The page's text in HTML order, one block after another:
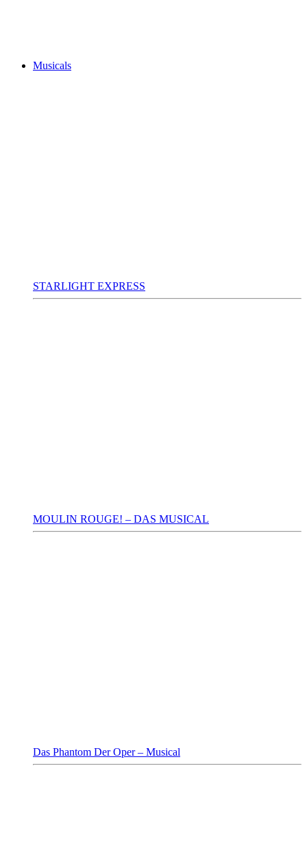
Musicals
STARLIGHT EXPRESS
MOULIN ROUGE! – DAS MUSICAL
Das Phantom Der Oper – Musical